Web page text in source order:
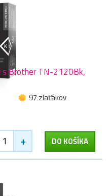
s Brother TN-2120Bk,
97 zlaťákov
+ DO KOŠÍKA